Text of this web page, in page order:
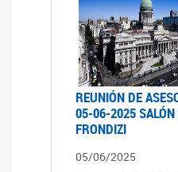
REUNIÓN DE
05-06-2025 SALÓN
FRONDIZI
05/06/2025